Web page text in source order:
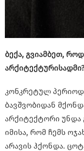
ბექა, გვიამბეთ,
არქიტექტურისადმი?
კონკრეტულ
ბავშვობიდან
არქიტექტორი უნდა
იმისა, რომ ჩემს
არავის ჰქონდა.